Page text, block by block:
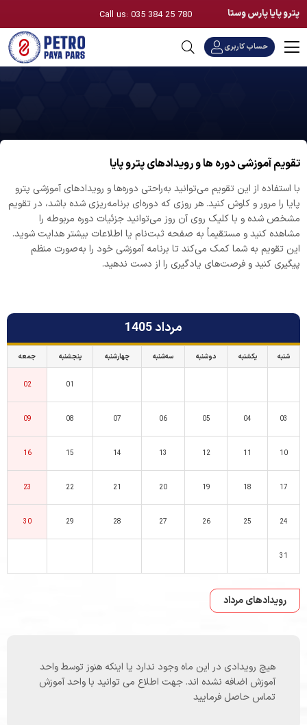
پترو پایا پارس وستا
حساب کاربری
Call us: 035 384 25 780
تقویم آموزشی دوره ها و رویدادهای پترو پایا
با استفاده از این تقویم می‌توانید به‌راحتی دوره‌ها و رویدادهای آموزشی پترو
پایا را مرور و کاوش کنید. هر روزی که دوره‌ای برنامه‌ریزی شده باشد، در تقویم
مشخص شده و با کلیک روی آن روز می‌توانید جزئیات دوره مربوطه را
مشاهده کنید و مستقیماً به صفحه ثبت‌نام یا اطلاعات بیشتر هدایت شوید.
این تقویم به شما کمک می‌کند تا برنامه آموزشی خود را به‌صورت منظم
پیگیری کنید و فرصت‌های یادگیری را از دست ندهید.
مرداد 1405
شنبه یکشنبه دوشنبه سه‌شنبه چهارشنبه پنجشنبه جمعه
01
02
03
04
05
06
07
08
09
10
11
12
13
14
15
16
17
18
19
20
21
22
23
24
25
26
27
28
29
30
31
رویدادهای مرداد
هیچ رویدادی در این ماه وجود ندارد یا اینکه هنوز توسط واحد
آموزش اضافه نشده اند. جهت اطلاع می توانید با واحد آموزش
تماس حاصل فرمایید